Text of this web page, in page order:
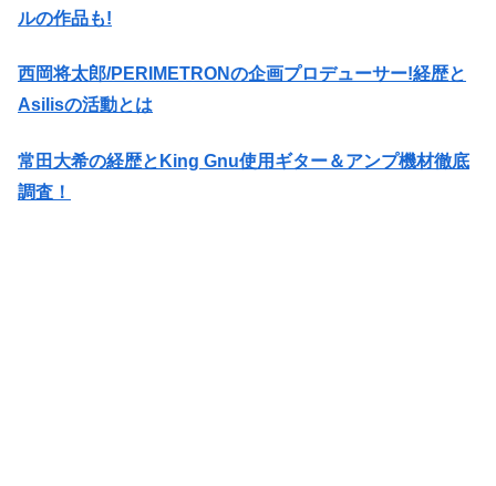
ルの作品も!
西岡将太郎/PERIMETRONの企画プロデューサー!経歴と
Asilisの活動とは
常田大希の経歴とKing Gnu使用ギター＆アンプ機材徹底
調査！